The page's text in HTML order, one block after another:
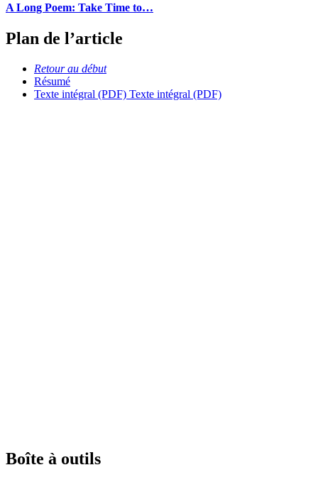
A Long Poem: Take Time to…
Plan de l’article
Retour au début
Résumé
Texte intégral (PDF) Texte intégral (PDF)
Boîte à outils